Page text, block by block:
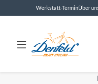
springenWerkstatt-TerminÜber